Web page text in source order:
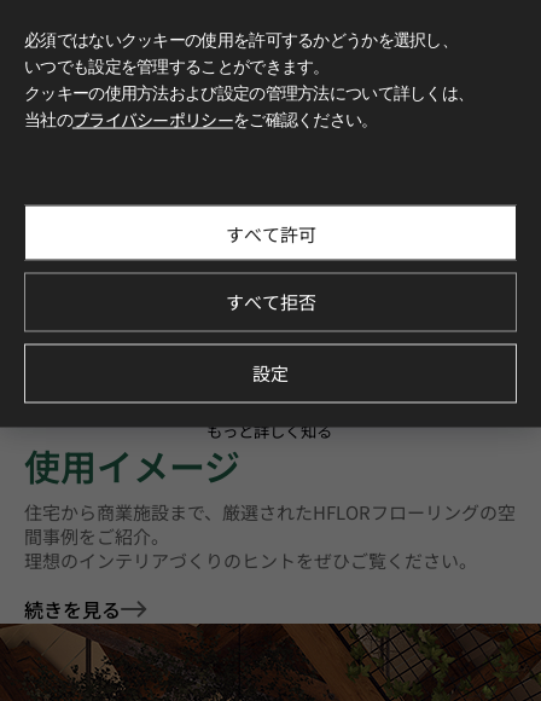
もっと詳しく知る
使用イメージ
住宅から商業施設まで、厳選されたHFLORフローリングの空
間事例をご紹介。
理想のインテリアづくりのヒントをぜひご覧ください。
続きを見る
必須ではないクッキーの使用を許可するかどうかを選択し、
いつでも設定を管理することができます。
クッキーの使用方法および設定の管理方法について詳しくは、
当社のプライバシーポリシーをご確認ください。
すべて許可
すべて拒否
設定